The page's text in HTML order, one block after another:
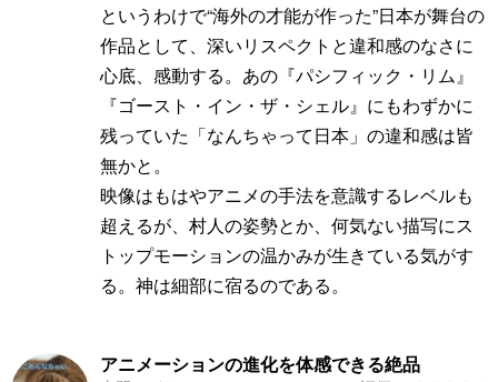
というわけで“海外の才能が作った”日本が舞台の
作品として、深いリスペクトと違和感のなさに
心底、感動する。あの『パシフィック・リム』
『ゴースト・イン・ザ・シェル』にもわずかに
残っていた「なんちゃって日本」の違和感は皆
無かと。
映像はもはやアニメの手法を意識するレベルも
超えるが、村人の姿勢とか、何気ない描写にス
トップモーションの温かみが生きている気がす
る。神は細部に宿るのである。
アニメーションの進化を体感できる絶品